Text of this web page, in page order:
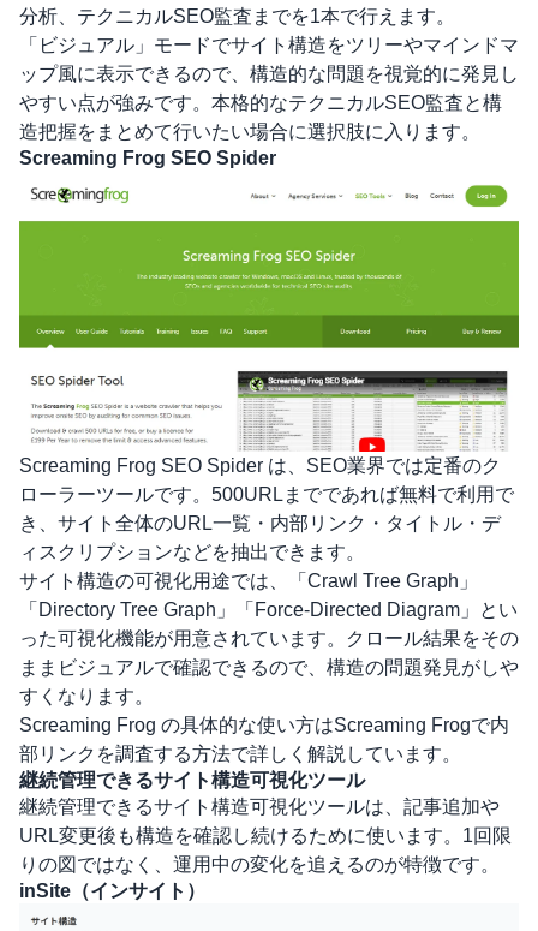
分析、テクニカルSEO監査までを1本で行えます。
「ビジュアル」モードでサイト構造をツリーやマインドマ
ップ風に表示できるので、構造的な問題を視覚的に発見し
やすい点が強みです。本格的なテクニカルSEO監査と構
造把握をまとめて行いたい場合に選択肢に入ります。
Screaming Frog SEO Spider
Screaming Frog SEO Spider は、SEO業界では定番のク
ローラーツールです。500URLまでであれば無料で利用で
き、サイト全体のURL一覧・内部リンク・タイトル・デ
ィスクリプションなどを抽出できます。
サイト構造の可視化用途では、「Crawl Tree Graph」
「Directory Tree Graph」「Force-Directed Diagram」とい
った可視化機能が用意されています。クロール結果をその
ままビジュアルで確認できるので、構造の問題発見がしや
すくなります。
Screaming Frog の具体的な使い方はScreaming Frogで内
部リンクを調査する方法で詳しく解説しています。
継続管理できるサイト構造可視化ツール
継続管理できるサイト構造可視化ツールは、記事追加や
URL変更後も構造を確認し続けるために使います。1回限
りの図ではなく、運用中の変化を追えるのが特徴です。
inSite（インサイト）